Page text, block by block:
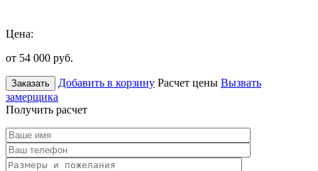
Цена:
от 54 000 руб.
Заказать Добавить в корзину Расчет цены Вызвать
замерщика
Получить расчет